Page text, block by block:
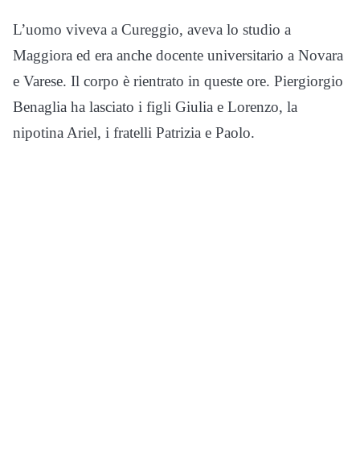
L’uomo viveva a Cureggio, aveva lo studio a
Maggiora ed era anche docente universitario a Novara
e Varese. Il corpo è rientrato in queste ore. Piergiorgio
Benaglia ha lasciato i figli Giulia e Lorenzo, la
nipotina Ariel, i fratelli Patrizia e Paolo.